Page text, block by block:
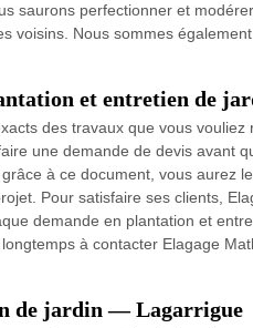
saurons perfectionner et
voisins. Nous sommes
et entretien de
des travaux que vous vouliez
une demande de devis avant
à ce document, vous aurez
Pour satisfaire ses clients,
demande en plantation et
à contacter Elagage
de jardin — Lagarrigue